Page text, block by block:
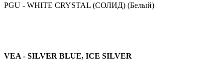
PGU - WHITE CRYSTAL (СОЛИД) (Белый)
VEA - SILVER BLUE, ICE SILVER